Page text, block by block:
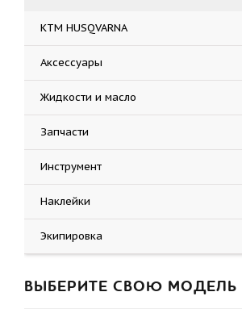
KTM HUSQVARNA
Аксессуары
Жидкости и масло
Запчасти
Инструмент
Наклейки
Экипировка
ВЫБЕРИТЕ СВОЮ МОДЕЛЬ